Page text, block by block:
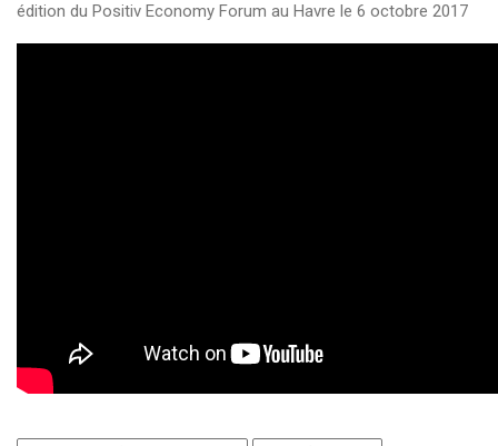
édition du Positiv Economy Forum au Havre le 6 octobre 2017